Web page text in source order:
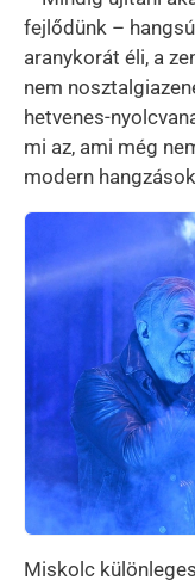
fejlődünk –
aranykorát éli, a
nem
hetvenes-
mi az, ami még
modern
Kép
Miskolc